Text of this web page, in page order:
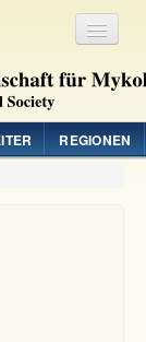
REGIONEN